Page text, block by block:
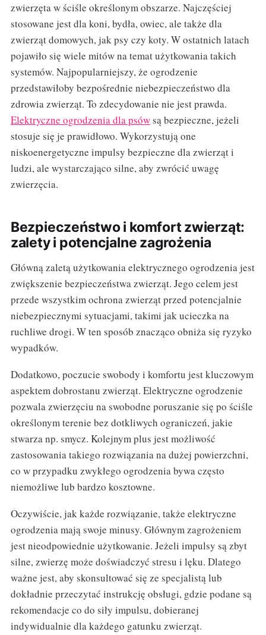
zwierzęta w ściśle określonym obszarze. Najczęściej
stosowane jest dla koni, bydła, owiec, ale także dla
zwierząt domowych, jak psy czy koty. W ostatnich latach
pojawiło się wiele mitów na temat użytkowania takich
systemów. Najpopularniejszy, że ogrodzenie
przedstawiłoby bezpośrednie niebezpieczeństwo dla
zdrowia zwierząt. To zdecydowanie nie jest prawda.
Elektryczne ogrodzenia dla psówsą bezpieczne, jeżeli
stosuje się je prawidłowo. Wykorzystują one
niskoenergetyczne impulsy bezpieczne dla zwierząt i
ludzi, ale wystarczająco silne, aby zwrócić uwagę
zwierzęcia.
Bezpieczeństwo i komfort zwierząt:
zalety i potencjalne zagrożenia
Główną zaletą użytkowania elektrycznego ogrodzenia jest
zwiększenie bezpieczeństwa zwierząt. Jego celem jest
przede wszystkim ochrona zwierząt przed potencjalnie
niebezpiecznymi sytuacjami, takimi jak ucieczka na
ruchliwe drogi. W ten sposób znacząco obniża się ryzyko
wypadków.
Dodatkowo, poczucie swobody i komfortu jest kluczowym
aspektem dobrostanu zwierząt. Elektryczne ogrodzenie
pozwala zwierzęciu na swobodne poruszanie się po ściśle
określonym terenie bez dotkliwych ograniczeń, jakie
stwarza np. smycz. Kolejnym plus jest możliwość
zastosowania takiego rozwiązania na dużej powierzchni,
co w przypadku zwykłego ogrodzenia bywa często
niemożliwe lub bardzo kosztowne.
Oczywiście, jak każde rozwiązanie, także elektryczne
ogrodzenia mają swoje minusy. Głównym zagrożeniem
jest nieodpowiednie użytkowanie. Jeżeli impulsy są zbyt
silne, zwierzę może doświadczyć stresu i lęku. Dlatego
ważne jest, aby skonsultować się ze specjalistą lub
dokładnie przeczytać instrukcję obsługi, gdzie podane są
rekomendacje co do siły impulsu, dobieranej
indywidualnie dla każdego gatunku zwierząt.